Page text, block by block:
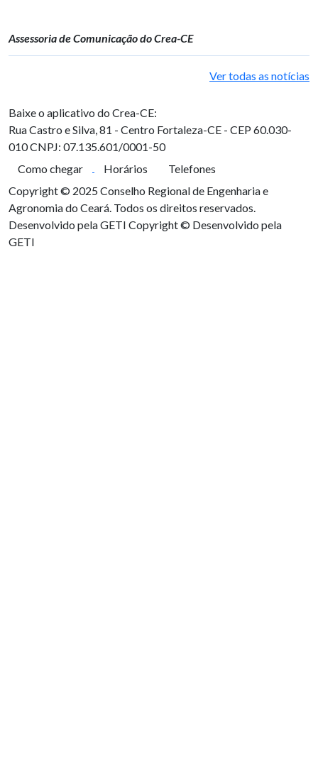
Assessoria de Comunicação do Crea-CE
Ver todas as notícias
Baixe o aplicativo do Crea-CE:
Rua Castro e Silva, 81 - Centro Fortaleza-CE - CEP 60.030-
010CNPJ: 07.135.601/0001-50
Como chegar
Horários
Telefones
Copyright © 2025 Conselho Regional de Engenharia e
Agronomia do Ceará. Todos os direitos reservados.
Desenvolvido pela GETI Copyright © Desenvolvido pela
GETI